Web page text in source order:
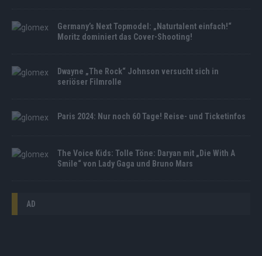
Germany’s Next Topmodel: „Naturtalent einfach!“
Moritz dominiert das Cover-Shooting!
Dwayne „The Rock“ Johnson versucht sich in
seriöser Filmrolle
Paris 2024: Nur noch 60 Tage! Reise- und Ticketinfos
The Voice Kids: Tolle Töne: Daryan mit „Die With A
Smile“ von Lady Gaga und Bruno Mars
AD